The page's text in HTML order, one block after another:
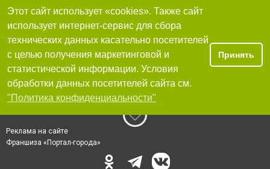
Этот сайт использует «cookies». Также сайт
использует интернет-сервис для сбора
технических данных касательно посетителей
с целью получения маркетинговой и
статистической информации. Условия
обработки данных посетителей сайта см.
"Политика конфиденциальности"
Принять
Реклама на сайте
Франшиза «Портал-города»